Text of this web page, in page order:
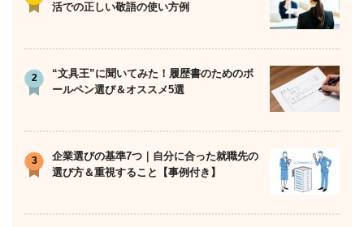
シ
活での正しい敬語の使い方例
“文具王”に聞いてみた！履歴書のためのボ
ールペン選び＆オススメ5選
企業選びの基準7つ｜自分に合った就職先の
選び方＆重視すること【事例付き】